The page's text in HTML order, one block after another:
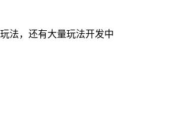
法，还有大量玩法开发中